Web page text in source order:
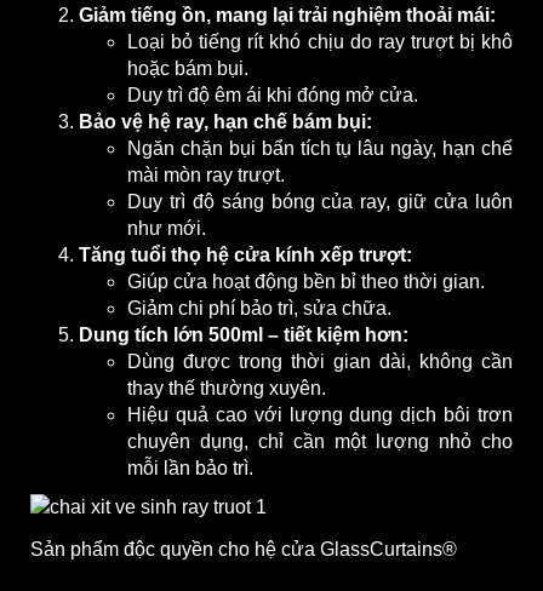
Giảm tiếng ồn, mang lại trải nghiệm thoải mái:
Loại bỏ tiếng rít khó chịu do ray trượt bị khô
hoặc bám bụi.
Duy trì độ êm ái khi đóng mở cửa.
Bảo vệ hệ ray, hạn chế bám bụi:
Ngăn chặn bụi bẩn tích tụ lâu ngày, hạn chế
mài mòn ray trượt.
Duy trì độ sáng bóng của ray, giữ cửa luôn
như mới.
Tăng tuổi thọ hệ cửa kính xếp trượt:
Giúp cửa hoạt động bền bỉ theo thời gian.
Giảm chi phí bảo trì, sửa chữa.
Dung tích lớn 500ml – tiết kiệm hơn:
Dùng được trong thời gian dài, không cần
thay thế thường xuyên.
Hiệu quả cao với lượng dung dịch bôi trơn
chuyên dụng, chỉ cần một lượng nhỏ cho
mỗi lần bảo trì.
Sản phẩm độc quyền cho hệ cửa GlassCurtains®